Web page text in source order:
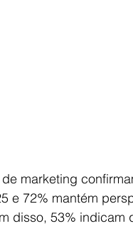
marketing
e 72% mantém
disso, 53%